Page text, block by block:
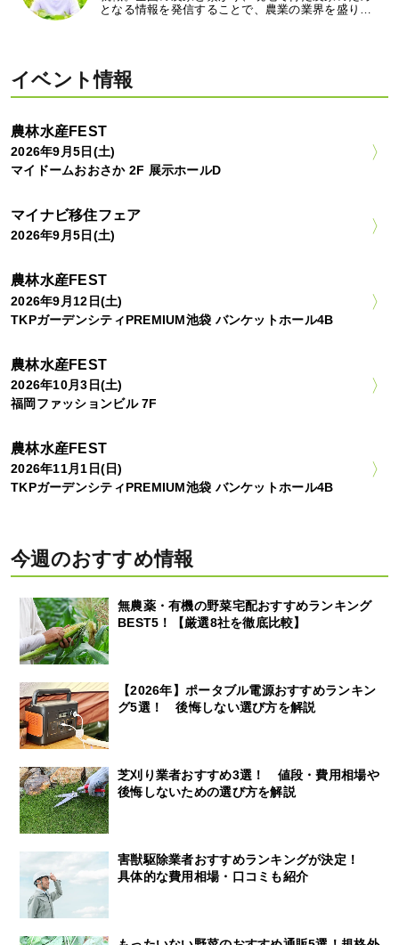
となる情報を発信することで、農業の業界を盛り…
イベント情報
農林水産FEST
2026年9月5日(土)
マイドームおおさか 2F 展示ホールD
マイナビ移住フェア
2026年9月5日(土)
農林水産FEST
2026年9月12日(土)
TKPガーデンシティPREMIUM池袋 バンケットホール4B
農林水産FEST
2026年10月3日(土)
福岡ファッションビル 7F
農林水産FEST
2026年11月1日(日)
TKPガーデンシティPREMIUM池袋 バンケットホール4B
今週のおすすめ情報
無農薬・有機の野菜宅配おすすめランキング
BEST5！【厳選8社を徹底比較】
【2026年】ポータブル電源おすすめランキン
グ5選！ 後悔しない選び方を解説
芝刈り業者おすすめ3選！ 値段・費用相場や
後悔しないための選び方を解説
害獣駆除業者おすすめランキングが決定！
具体的な費用相場・口コミも紹介